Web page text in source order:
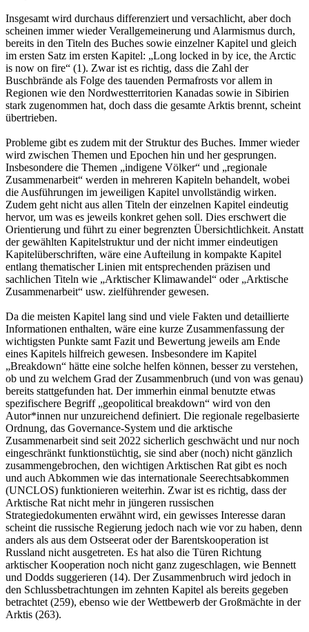
Insgesamt wird durchaus differenziert und versachlicht, aber doch
scheinen immer wieder Verallgemeinerung und Alarmismus durch,
bereits in den Titeln des Buches sowie einzelner Kapitel und gleich
im ersten Satz im ersten Kapitel: „Long locked in by ice, the Arctic
is now on fire“ (1). Zwar ist es richtig, dass die Zahl der
Buschbrände als Folge des tauenden Permafrosts vor allem in
Regionen wie den Nordwestterritorien Kanadas sowie in Sibirien
stark zugenommen hat, doch dass die gesamte Arktis brennt, scheint
übertrieben.
Probleme gibt es zudem mit der Struktur des Buches. Immer wieder
wird zwischen Themen und Epochen hin und her gesprungen.
Insbesondere die Themen „indigene Völker“ und „regionale
Zusammenarbeit“ werden in mehreren Kapiteln behandelt, wobei
die Ausführungen im jeweiligen Kapitel unvollständig wirken.
Zudem geht nicht aus allen Titeln der einzelnen Kapitel eindeutig
hervor, um was es jeweils konkret gehen soll. Dies erschwert die
Orientierung und führt zu einer begrenzten Übersichtlichkeit. Anstatt
der gewählten Kapitelstruktur und der nicht immer eindeutigen
Kapitelüberschriften, wäre eine Aufteilung in kompakte Kapitel
entlang thematischer Linien mit entsprechenden präzisen und
sachlichen Titeln wie „Arktischer Klimawandel“ oder „Arktische
Zusammenarbeit“ usw. zielführender gewesen.
Da die meisten Kapitel lang sind und viele Fakten und detaillierte
Informationen enthalten, wäre eine kurze Zusammenfassung der
wichtigsten Punkte samt Fazit und Bewertung jeweils am Ende
eines Kapitels hilfreich gewesen. Insbesondere im Kapitel
„Breakdown“ hätte eine solche helfen können, besser zu verstehen,
ob und zu welchem Grad der Zusammenbruch (und von was genau)
bereits stattgefunden hat. Der immerhin einmal benutzte etwas
spezifischere Begriff „geopolitical breakdown“ wird von den
Autor*innen nur unzureichend definiert. Die regionale regelbasierte
Ordnung, das Governance-System und die arktische
Zusammenarbeit sind seit 2022 sicherlich geschwächt und nur noch
eingeschränkt funktionstüchtig, sie sind aber (noch) nicht gänzlich
zusammengebrochen, den wichtigen Arktischen Rat gibt es noch
und auch Abkommen wie das internationale Seerechtsabkommen
(UNCLOS) funktionieren weiterhin. Zwar ist es richtig, dass der
Arktische Rat nicht mehr in jüngeren russischen
Strategiedokumenten erwähnt wird, ein gewisses Interesse daran
scheint die russische Regierung jedoch nach wie vor zu haben, denn
anders als aus dem Ostseerat oder der Barentskooperation ist
Russland nicht ausgetreten. Es hat also die Türen Richtung
arktischer Kooperation noch nicht ganz zugeschlagen, wie Bennett
und Dodds suggerieren (14). Der Zusammenbruch wird jedoch in
den Schlussbetrachtungen im zehnten Kapitel als bereits gegeben
betrachtet (259), ebenso wie der Wettbewerb der Großmächte in der
Arktis (263).